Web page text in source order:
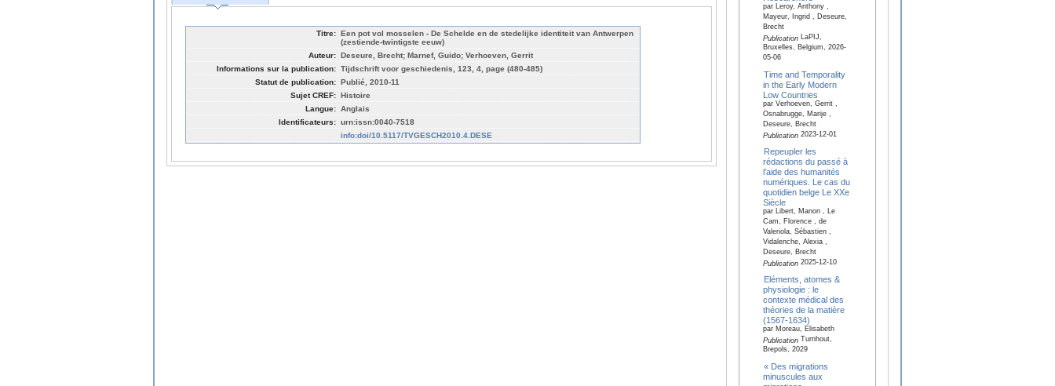
Titre: Een pot vol mosselen - De Schelde en de stedelijke identiteit van Antwerpen
(zestiende-twintigste eeuw)
Auteur: Deseure, Brecht; Marnef, Guido; Verhoeven, Gerrit
Informations sur la publication: Tijdschrift voor geschiedenis, 123, 4, page (480-485)
Statut de publication: Publié, 2010-11
Sujet CREF: Histoire
Langue: Anglais
Identificateurs: urn:issn:0040-7518
info:doi/10.5117/TVGESCH2010.4.DESE
par Leroy, Anthony ,
Mayeur, Ingrid , Deseure,
Brecht
PublicationLaPIJ,
Bruxelles, Belgium, 2026-
05-06
Time and Temporality
in the Early Modern
Low Countries
par Verhoeven, Gerrit ,
Osnabrugge, Marije ,
Deseure, Brecht
Publication2023-12-01
Repeupler les
rédactions du passé à
l’aide des humanités
numériques. Le cas du
quotidien belge Le XXe
Siècle
par Libert, Manon , Le
Cam, Florence , de
Valeriola, Sébastien ,
Vidalenche, Alexia ,
Deseure, Brecht
Publication2025-12-10
Eléments, atomes &
physiologie : le
contexte médical des
théories de la matière
(1567-1634)
par Moreau, Elisabeth
PublicationTurnhout,
Brepols, 2029
« Des migrations
minuscules aux